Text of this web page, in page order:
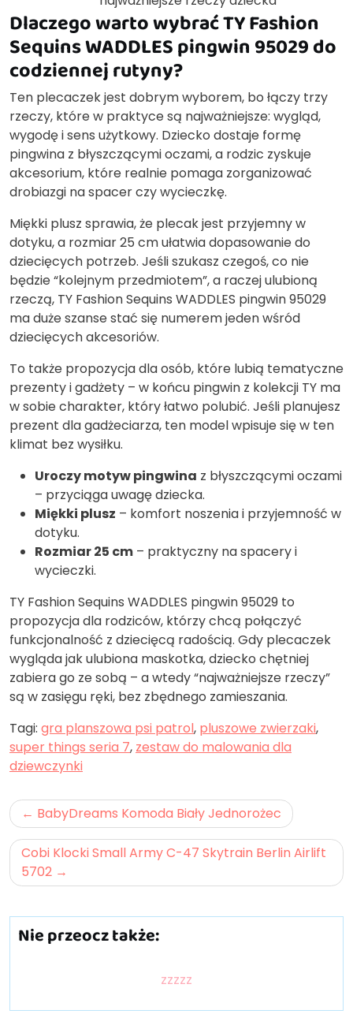
Dlaczego warto wybrać TY Fashion
Sequins WADDLES pingwin 95029 do
codziennej rutyny?
Ten plecaczek jest dobrym wyborem, bo łączy trzy
rzeczy, które w praktyce są najważniejsze: wygląd,
wygodę i sens użytkowy. Dziecko dostaje formę
pingwina z błyszczącymi oczami, a rodzic zyskuje
akcesorium, które realnie pomaga zorganizować
drobiazgi na spacer czy wycieczkę.
Miękki plusz sprawia, że plecak jest przyjemny w
dotyku, a rozmiar 25 cm ułatwia dopasowanie do
dziecięcych potrzeb. Jeśli szukasz czegoś, co nie
będzie “kolejnym przedmiotem”, a raczej ulubioną
rzeczą, TY Fashion Sequins WADDLES pingwin 95029
ma duże szanse stać się numerem jeden wśród
dziecięcych akcesoriów.
To także propozycja dla osób, które lubią tematyczne
prezenty i gadżety – w końcu pingwin z kolekcji TY ma
w sobie charakter, który łatwo polubić. Jeśli planujesz
prezent dla gadżeciarza, ten model wpisuje się w ten
klimat bez wysiłku.
Uroczy motyw pingwina z błyszczącymi oczami
– przyciąga uwagę dziecka.
Miękki plusz – komfort noszenia i przyjemność w
dotyku.
Rozmiar 25 cm – praktyczny na spacery i
wycieczki.
TY Fashion Sequins WADDLES pingwin 95029 to
propozycja dla rodziców, którzy chcą połączyć
funkcjonalność z dziecięcą radością. Gdy plecaczek
wygląda jak ulubiona maskotka, dziecko chętniej
zabiera go ze sobą – a wtedy “najważniejsze rzeczy”
są w zasięgu ręki, bez zbędnego zamieszania.
Tagi: gra planszowa psi patrol, pluszowe zwierzaki,
super things seria 7, zestaw do malowania dla
dziewczynki
Nawigacja
wpisu
BabyDreams Komoda Biały Jednorożec
Cobi Klocki Small Army C-47 Skytrain Berlin Airlift
5702
Nie przeocz także:
zzzzz